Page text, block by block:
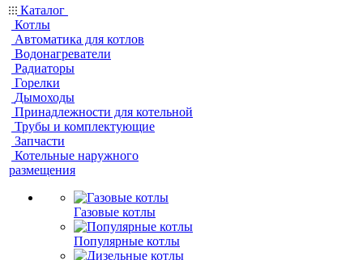
Каталог
Котлы
Автоматика для котлов
Водонагреватели
Радиаторы
Горелки
Дымоходы
Принадлежности для котельной
Трубы и комплектующие
Запчасти
Котельные наружного
размещения
Газовые котлы
Популярные котлы